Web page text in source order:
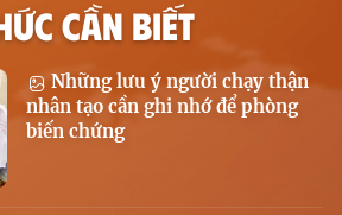
CẦN BIẾT
Những lưu ý người chạy thận
nhân tạo cần ghi nhớ để phòng
biến chứng